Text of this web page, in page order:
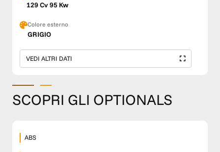
129 Cv 95 Kw
Colore esterno
GRIGIO
VEDI ALTRI DATI
SCOPRI GLI OPTIONALS
ABS